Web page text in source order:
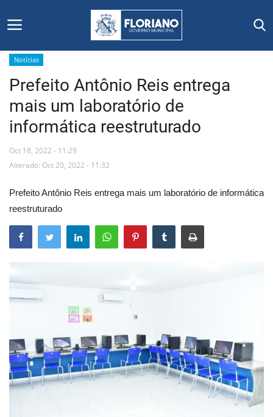
Início
Editais
Floriano
Mural de Licitações
Notícias
Webmail
Notícias
Prefeito Antônio Reis entrega
mais um laboratório de
informática reestruturado
Oct 18, 2022 - 11:29
Alterado: Oct 20, 2022 - 11:32
Prefeito Antônio Reis entrega mais um laboratório de informática
reestruturado